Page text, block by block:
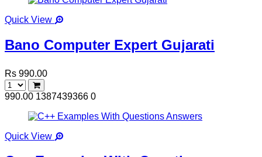
Quick View
Bano Computer Expert Gujarati
Rs 990.00
990.00 1387439366 0
Quick View